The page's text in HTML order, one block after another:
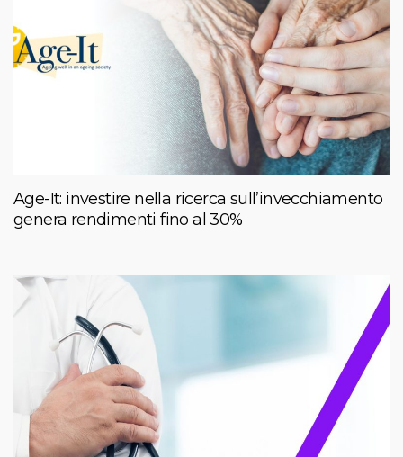
Age-It: investire nella ricerca sull’invecchiamento
genera rendimenti fino al 30%